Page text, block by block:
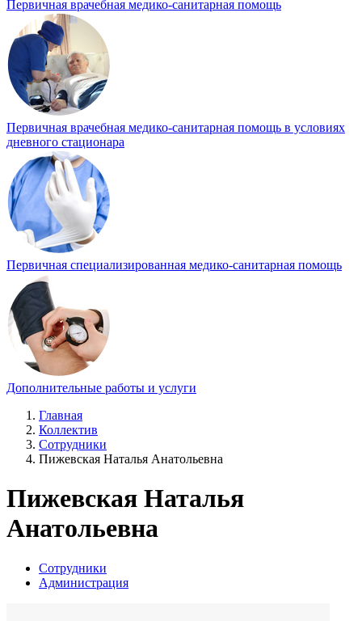
Первичная врачебная медико-санитарная помощь
Первичная врачебная медико-санитарная помощь в условиях
дневного стационара
Первичная специализированная медико-санитарная помощь
Дополнительные работы и услуги
Главная
Коллектив
Сотрудники
Пижевская Наталья Анатольевна
Пижевская Наталья
Анатольевна
Сотрудники
Администрация